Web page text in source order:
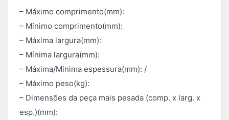
– Máximo comprimento(mm):
– Mínimo comprimento(mm):
– Máxima largura(mm):
– Mínima largura(mm):
– Máxima/Mínima espessura(mm): /
– Máximo peso(kg):
– Dimensões da peça mais pesada (comp. x larg. x
esp.)(mm):